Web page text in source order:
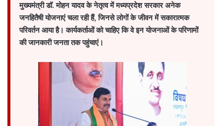
मुख्यमंत्री डॉ. मोहन यादव के नेतृत्व में मध्यप्रदेश सरकार अनेक
जनहितैषी योजनाएं चला रही हैं, जिनसे लोगों के जीवन में सकारात्मक
परिवर्तन आया है। कार्यकर्ताओं को चाहिए कि वे इन योजनाओं के परिणामों
की जानकारी जनता तक पहुंचाएं।